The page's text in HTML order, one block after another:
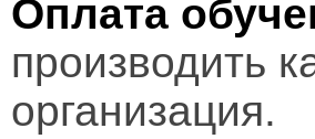
Оплата
производить
организация.